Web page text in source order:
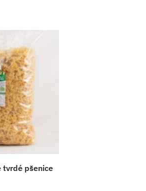
pšenice